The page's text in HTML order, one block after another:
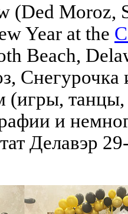
(Ded Moroz,
Year at the
Beach,
Снегурочка
(игры,
и
Делавэр